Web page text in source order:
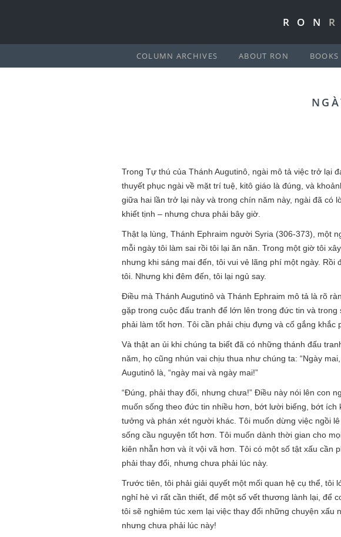
RON
COLUMN ARCHIVES ABOUT RON BOOKS
Trong Tự thú của Thánh Augutinô, ngài mô tả việc trở lại
thuyết phục ngài về mặt trí tuệ, kitô giáo là đúng, và
giữa hai lần trở lại này và trong chín năm này, ngài đã có
khiết tịnh – nhưng chưa phải bây giờ.
Thật lạ lùng, Thánh Ephraim người Syria (306-373), một
mỗi ngày tôi làm sai rồi tôi lại ăn năn. Trong một giờ tôi
nhưng khi sáng mai đến, tôi vui vẻ lãng phí một ngày.
tôi. Nhưng khi đêm đến, tôi lại ngủ say.
Điều mà Thánh Augutinô và Thánh Ephraim mô tả là rõ
gặp trong cuộc đấu tranh để lớn lên trong đức tin và
phải làm tốt hơn. Tôi cần phải chịu đựng và cố gắng
Và thật an ủi khi chúng ta biết đã có những thánh đấu
năm, họ cũng nhún vai chịu thua như chúng ta: “Ngày
Augutinô là, “ngày mai và ngày mai!”
“Đúng, phải thay đổi, nhưng chưa!” Điều này nói lên con
muốn sống theo đức tin nhiều hơn, bớt lười biếng, bớt
tưởng và phán xét người khác. Tôi muốn dừng việc ngồi
sống cầu nguyện tốt hơn. Tôi muốn dành thời gian cho
kiên nhẫn hơn và ít vội vã hơn. Tôi có một số tật xấu cần
phải thay đổi, nhưng chưa phải lúc này.
Trước tiên, tôi phải giải quyết một mối quan hệ cụ thể,
nghỉ hè vì rất cần thiết, để một số vết thương lành lại, để
tôi sẽ nghiêm túc xem lại việc thay đổi những chuyện
nhưng chưa phải lúc này!